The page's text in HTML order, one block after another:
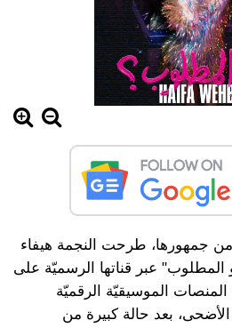
جمهورها، طرحت النجمة هيفاء
المطلوب" عبر قناتها الرسميّة على
الموسيقيّة الرقميّة
الأضحى، بعد حالة كبيرة من